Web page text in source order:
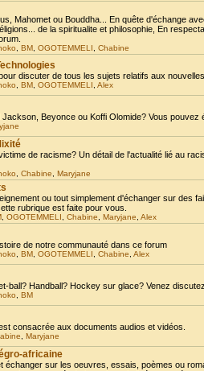
Mahomet ou Bouddha... En quête d'échange
de la spiritualite et philosophie, En
BM OGOTEMMELI Chabine
discuter de tous les sujets relatifs aux
BM OGOTEMMELI Alex
Jackson, Beyonce ou Koffi Olomide? Vous
de racisme? Un détail de l'actualité lié au
Chabine Maryjane
ou tout simplement d'échanger sur des
rubrique est faite pour vous.
OGOTEMMELI Chabine Maryjane Alex
de notre communauté dans ce forum
BM OGOTEMMELI Chabine Alex
ball? Handball? Hockey sur glace? Venez
BM
consacrée aux documents audios et vidéos.
Maryjane
africaine
échanger sur les oeuvres, essais, poèmes ou